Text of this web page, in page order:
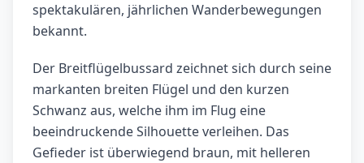
spektakulären, jährlichen Wanderbewegungen
bekannt.
Der Breitflügelbussard zeichnet sich durch seine
markanten breiten Flügel und den kurzen
Schwanz aus, welche ihm im Flug eine
beeindruckende Silhouette verleihen. Das
Gefieder ist überwiegend braun, mit helleren